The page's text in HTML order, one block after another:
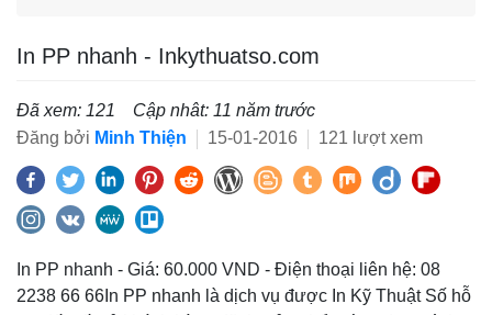
In PP nhanh - Inkythuatso.com
Đã xem: 121
Cập nhât: 11 năm trước
Đăng bởi Minh Thiện 15-01-2016 121 lượt xem
In PP nhanh - Giá: 60.000 VND - Điện thoại liên hệ: 08
2238 66 66In PP nhanh là dịch vụ được In Kỹ Thuật Số hỗ